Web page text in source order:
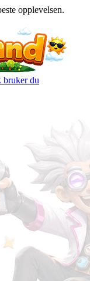
opplevelsen.
bruker du